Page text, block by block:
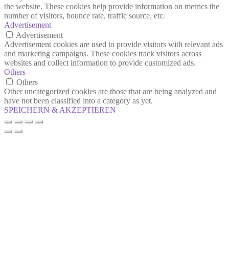
the website. These cookies help provide information on metrics the
number of visitors, bounce rate, traffic source, etc.
Advertisement
Advertisement
Advertisement cookies are used to provide visitors with relevant ads
and marketing campaigns. These cookies track visitors across
websites and collect information to provide customized ads.
Others
Others
Other uncategorized cookies are those that are being analyzed and
have not been classified into a category as yet.
SPEICHERN & AKZEPTIEREN